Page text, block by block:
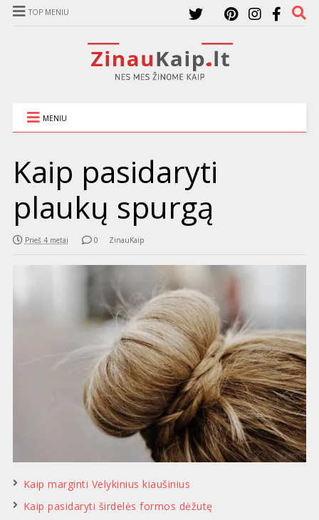
TOP MENIU
MENIU
Kaip pasidaryti
plaukų spurgą
Prieš 4 metai 0 ZinauKaip
Kaip marginti Velykinius kiaušinius
Kaip pasidaryti širdelės formos dėžutę